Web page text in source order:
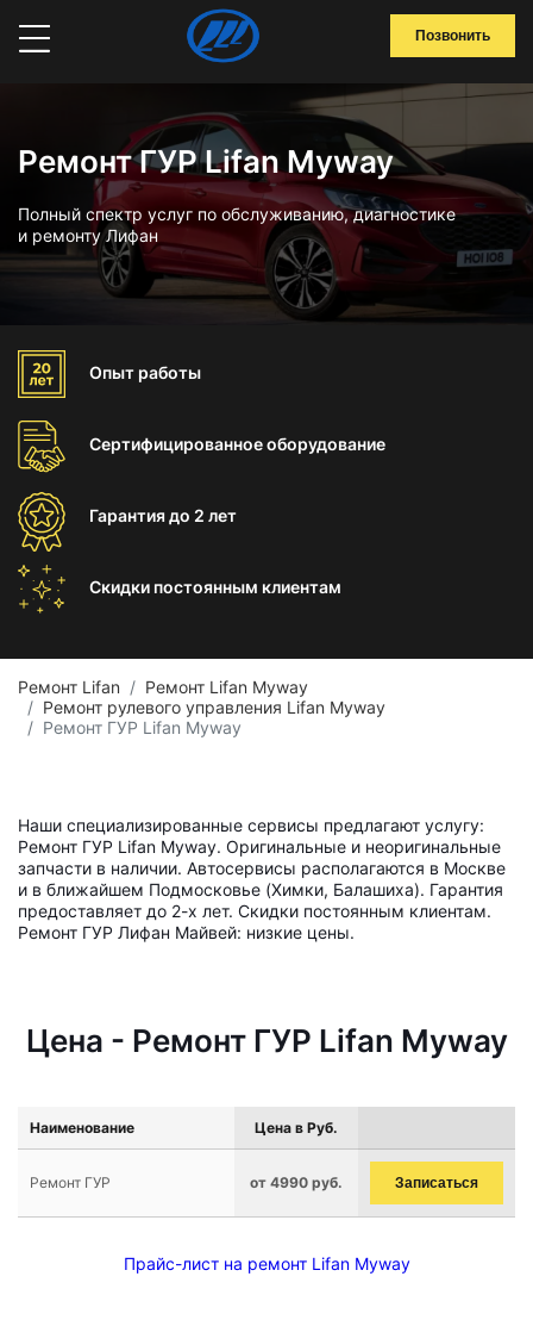
Позвонить
Ремонт ГУР Lifan Myway
Полный спектр услуг по обслуживанию, диагностике
и ремонту Лифан
Опыт работы
Сертифицированноеоборудование
Гарантиядо 2 лет
Скидки постоянным клиентам
Ремонт Lifan
Ремонт Lifan Myway
Ремонт рулевого управления Lifan Myway
Ремонт ГУР Lifan Myway
Наши специализированные сервисы предлагают услугу:
Ремонт ГУР Lifan Myway. Оригинальные и неоригинальные
запчасти в наличии. Автосервисы располагаются в Москве
и в ближайшем Подмосковье (Химки, Балашиха). Гарантия
предоставляет до 2-х лет. Скидки постоянным клиентам.
Ремонт ГУР Лифан Майвей: низкие цены.
Цена - Ремонт ГУР Lifan Myway
Наименование Цена в Руб.
Ремонт ГУР от 4990 руб. Записаться
Прайс-лист на ремонт Lifan Myway